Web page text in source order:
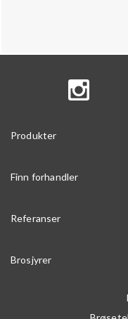
Produkter
Finn forhandler
Referanser
Brosjyrer